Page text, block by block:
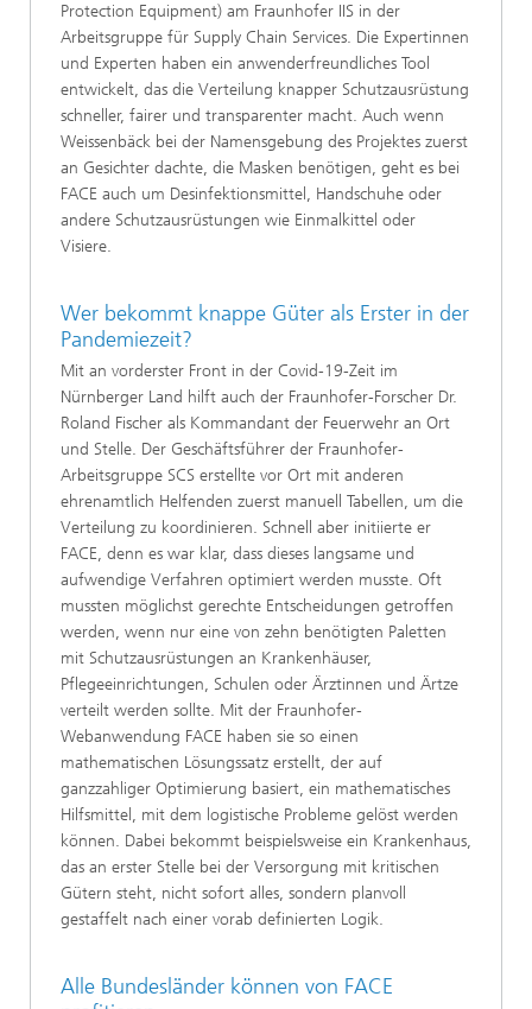
Protection Equipment) am Fraunhofer IIS in der
Arbeitsgruppe für Supply Chain Services. Die Expertinnen
und Experten haben ein anwenderfreundliches Tool
entwickelt, das die Verteilung knapper Schutzausrüstung
schneller, fairer und transparenter macht. Auch wenn
Weissenbäck bei der Namensgebung des Projektes zuerst
an Gesichter dachte, die Masken benötigen, geht es bei
FACE auch um Desinfektionsmittel, Handschuhe oder
andere Schutzausrüstungen wie Einmalkittel oder
Visiere.
Wer bekommt knappe Güter als Erster in der
Pandemiezeit?
Mit an vorderster Front in der Covid-19-Zeit im
Nürnberger Land hilft auch der Fraunhofer-Forscher Dr.
Roland Fischer als Kommandant der Feuerwehr an Ort
und Stelle. Der Geschäftsführer der Fraunhofer-
Arbeitsgruppe SCS erstellte vor Ort mit anderen
ehrenamtlich Helfenden zuerst manuell Tabellen, um die
Verteilung zu koordinieren. Schnell aber initiierte er
FACE, denn es war klar, dass dieses langsame und
aufwendige Verfahren optimiert werden musste. Oft
mussten möglichst gerechte Entscheidungen getroffen
werden, wenn nur eine von zehn benötigten Paletten
mit Schutzausrüstungen an Krankenhäuser,
Pflegeeinrichtungen, Schulen oder Ärztinnen und Ärtze
verteilt werden sollte. Mit der Fraunhofer-
Webanwendung FACE haben sie so einen
mathematischen Lösungssatz erstellt, der auf
ganzzahliger Optimierung basiert, ein mathematisches
Hilfsmittel, mit dem logistische Probleme gelöst werden
können. Dabei bekommt beispielsweise ein Krankenhaus,
das an erster Stelle bei der Versorgung mit kritischen
Gütern steht, nicht sofort alles, sondern planvoll
gestaffelt nach einer vorab definierten Logik.
Alle Bundesländer können von FACE